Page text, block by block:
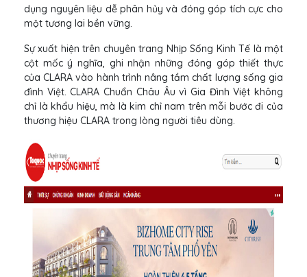
dụng nguyên liệu dễ phân hủy và đóng góp tích cực cho
một tương lai bền vững.
Sự xuất hiện trên chuyên trang Nhịp Sống Kinh Tế là một
cột mốc ý nghĩa, ghi nhận những đóng góp thiết thực
của CLARA vào hành trình nâng tầm chất lượng sống gia
đình Việt. CLARA Chuẩn Châu Âu vì Gia Đình Việt không
chỉ là khẩu hiệu, mà là kim chỉ nam trên mỗi bước đi của
thương hiệu CLARA trong lòng người tiêu dùng.